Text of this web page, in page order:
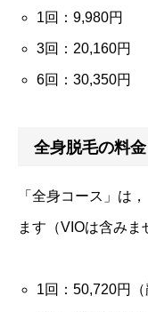
1回：9,980円
3回：20,160円
6回：30,350円
全身脱毛の料
「全身コース」は
ます（VIOは含みま
1回：50,720円（